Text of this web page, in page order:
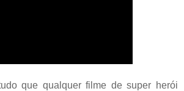
que qualquer filme de super herói